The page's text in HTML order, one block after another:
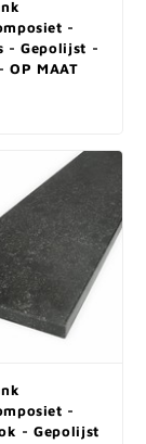
-
- Gepolijst -
MAAT
-
- Gepolijst